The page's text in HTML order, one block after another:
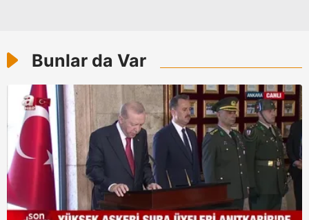
hazırlanmış Aydınlatma Metnimizi okumak ve sitemizde
almak için lütfen
.
Bunlar da Var